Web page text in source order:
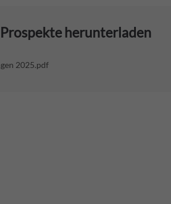
Prospekte herunterladen
2025.pdf